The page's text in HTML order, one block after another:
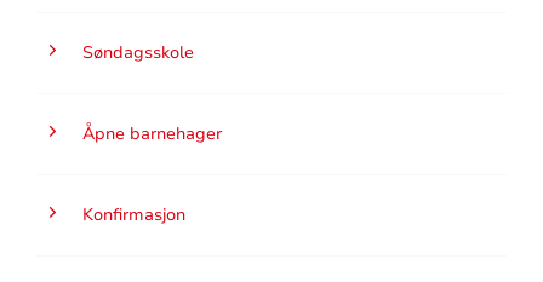
Søndagsskole
Åpne barnehager
Konfirmasjon